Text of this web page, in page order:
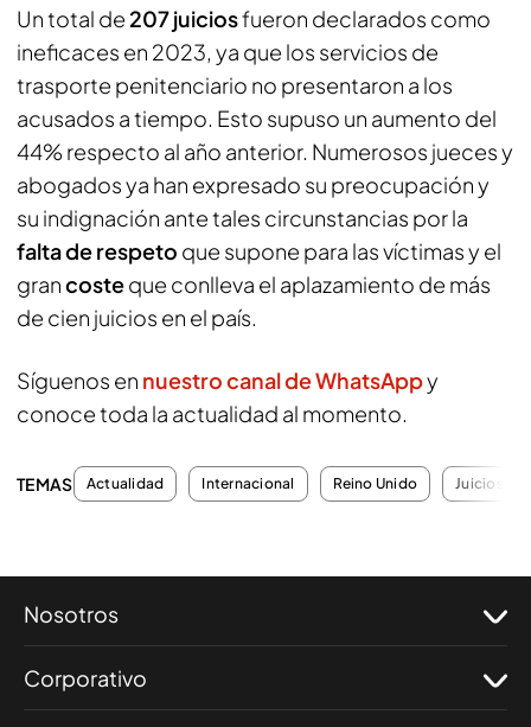
Un total de 207 juiciosfueron declarados como
ineficaces en 2023, ya que los servicios de
trasporte penitenciario no presentaron a los
acusados a tiempo. Esto supuso un aumento del
44% respecto al año anterior. Numerosos jueces y
abogados ya han expresado su preocupación y
su indignación ante tales circunstancias por la
falta de respeto que supone para las víctimas y el
grancosteque conlleva el aplazamiento de más
de cien juicios en el país.
Síguenos en nuestro canal de WhatsAppy
conoce toda la actualidad al momento.
TEMAS Actualidad Internacional Reino Unido Juicios
Nosotros
Corporativo